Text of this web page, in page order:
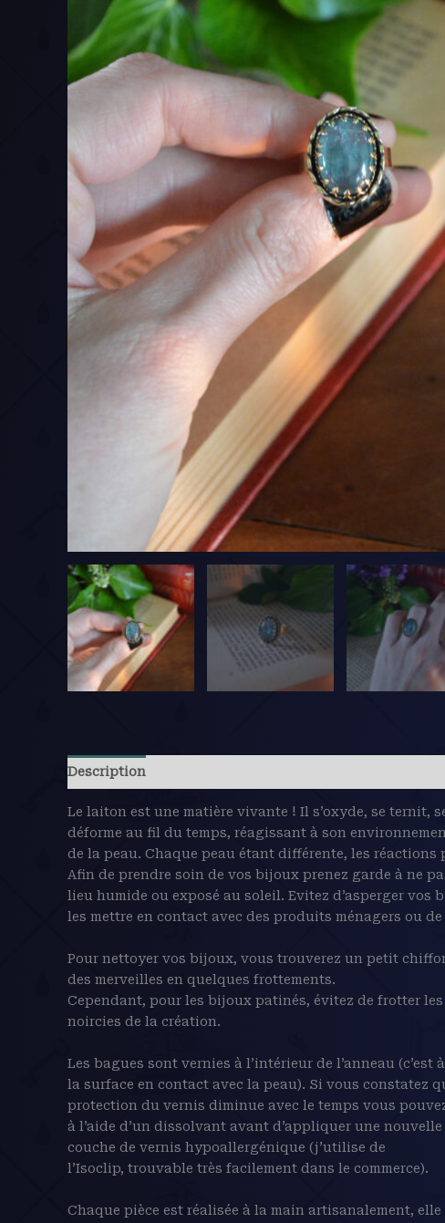
Description
Le laiton est une matière vivante ! Il s’oxyde, se ternit,
déforme au fil du temps, réagissant à son
de la peau. Chaque peau étant différente, les réactions
Afin de prendre soin de vos bijoux prenez garde à ne
lieu humide ou exposé au soleil. Evitez d’asperger vos
les mettre en contact avec des produits ménagers ou
Pour nettoyer vos bijoux, vous trouverez un petit
des merveilles en quelques frottements.
Cependant, pour les bijoux patinés, évitez de frotter
noircies de la création.
Les bagues sont vernies à l’intérieur de l’anneau (c’est
la surface en contact avec la peau). Si vous constatez
protection du vernis diminue avec le temps vous
à l’aide d’un dissolvant avant d’appliquer une nouvelle
couche de vernis hypoallergénique (j’utilise de
l’Isoclip, trouvable très facilement dans le commerce).
Chaque pièce est réalisée à la main artisanalement,